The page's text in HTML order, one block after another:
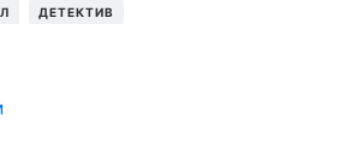
ДЕТЕКТИВ